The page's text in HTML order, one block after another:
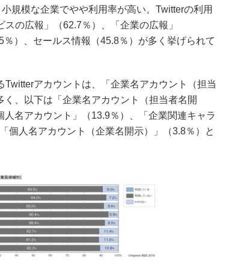
規模な企業でやや利用率が高い。Twitterの利用
の広報」（62.7％）、「企業の広報」
）、セールス情報（45.8％）が多く挙げられて
アカウントは、「企業名アカウント（担当
、以下は「企業名アカウント（担当者名開
名アカウント」（13.9％）、「企業関連キャラ
個人名アカウント（企業名開示）」（3.8％）と